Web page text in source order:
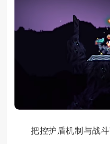
把控护盾机制与战